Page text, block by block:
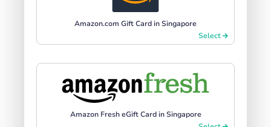
Amazon.com Gift Card in Singapore
Select
Amazon Fresh eGift Card in Singapore